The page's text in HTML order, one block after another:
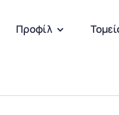
Προφίλ